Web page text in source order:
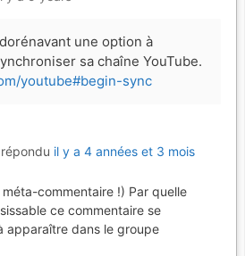
une option à
sa chaîne YouTube.
youtube#begin-sync
il y a 4 années et 3 mois
commentaire !) Par quelle
ce commentaire se
apparaître dans le groupe